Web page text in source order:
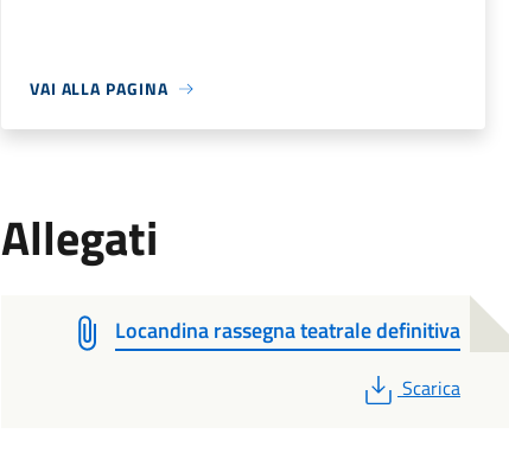
VAI ALLA PAGINA
Allegati
Locandina rassegna teatrale definitiva
PDF
Scarica